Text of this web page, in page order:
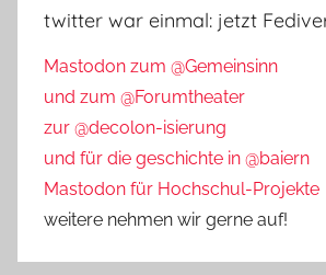
twitter war einmal: jetzt
Mastodon zum @Gemeinsinn
und zum @Forumtheater
zur @decolon-isierung
und für die geschichte in @baiern
Mastodon für Hochschul-Projekte
weitere nehmen wir gerne auf!